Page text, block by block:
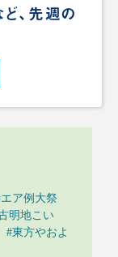
、先週の
ア例大祭
明地こい
#東方やおよ